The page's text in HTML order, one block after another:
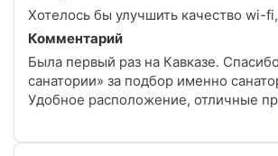
Хотелось бы улучшить качество wi-
Комментарий
Была первый раз на Кавказе.
санатории» за подбор именно
Удобное расположение, отличные